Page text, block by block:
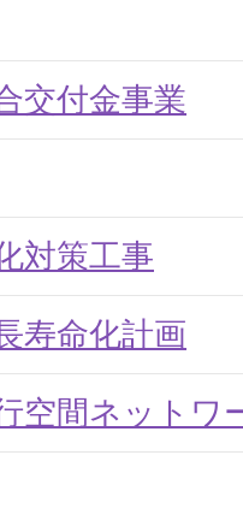
交付金事業
対策工事
寿命化計画
空間ネットワ